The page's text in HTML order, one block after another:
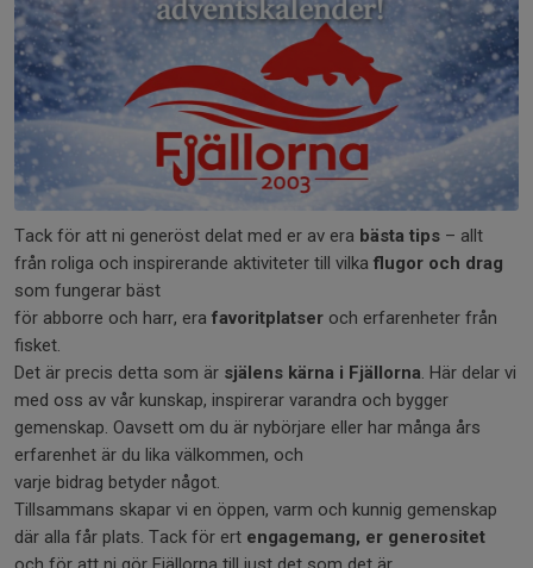
Tack för att ni generöst delat med er av era bästa tips – allt
från roliga och inspirerande aktiviteter till vilka flugor och drag
som fungerar bäst
för abborre och harr, era favoritplatser och erfarenheter från
fisket.
Det är precis detta som är själens kärna i Fjällorna. Här delar vi
med oss av vår kunskap, inspirerar varandra och bygger
gemenskap. Oavsett om du är nybörjare eller har många års
erfarenhet är du lika välkommen, och
varje bidrag betyder något.
Tillsammans skapar vi en öppen, varm och kunnig gemenskap
där alla får plats. Tack för ert engagemang, er generositet